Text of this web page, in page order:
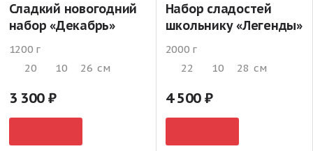
Сладкий новогодний
набор «Декабрь»
1200 г
20
10 26 см
3 300
Набор сладостей
школьнику «Легенды»
2000 г
22
10 28 см
4 500